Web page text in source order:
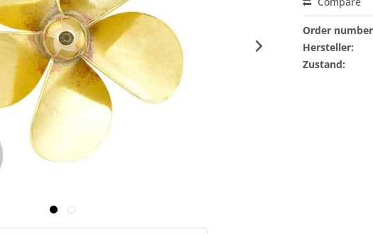
Order
Hersteller:
Zustand: